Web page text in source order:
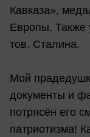
Кавказа»,
Европы. Также
тов. Сталина.
Мой
документы и
потрясён его
патриотизма!